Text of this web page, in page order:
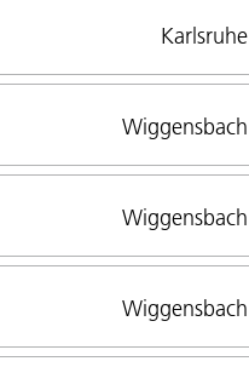
Karlsruhe
Wiggensbach
Wiggensbach
Wiggensbach